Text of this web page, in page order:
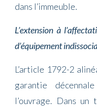
dans l’immeuble.
L’extension à
d’équipement
L’article 1792-2
garantie
l’ouvrage. Dans